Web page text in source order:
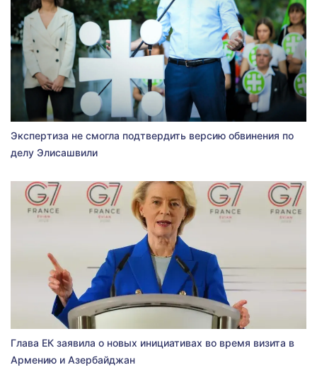
Экспертиза не смогла подтвердить версию обвинения по
делу Элисашвили
Глава ЕК заявила о новых инициативах во время визита в
Армению и Азербайджан